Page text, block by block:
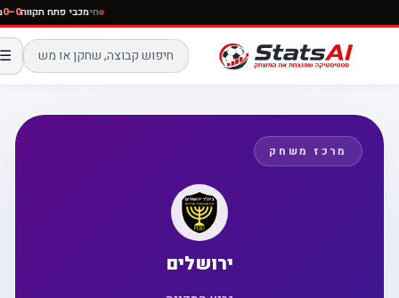
חימכבי פתח תקווה0–0
☰
מרכז משחק
ירושלים